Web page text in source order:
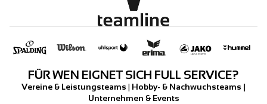
FÜR WEN EIGNET SICH FULL SERVICE?
Vereine & Leistungsteams | Hobby- & Nachwuchsteams |
Unternehmen & Events